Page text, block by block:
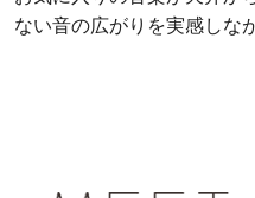
ない音の広がりを実感しな